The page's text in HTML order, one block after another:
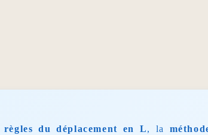
règles du déplacement en L, la